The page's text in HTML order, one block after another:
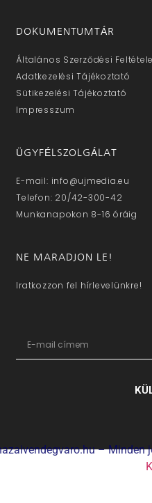
DOKUMENTUMTÁR
Általános Szerződési
Adatkezelési Tájékoztató
Sütikezelési Tájékoztató
Impresszum
ÜGYFÉLSZOLGÁLAT
E-mail: info@ujmedia.eu
Telefon: 20/42-300-42
Munkanapokon 8-16 óráig
NE MARADJON LE!
Iratkozzon fel hírlevelünkre!
–